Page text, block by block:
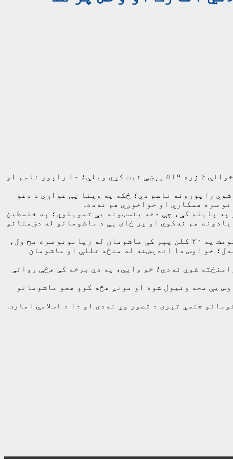
د افغانستان اسلامي امارت د ملګرو ملتونو د هغه راپور په غبرګون کې، چې د ماشومانو پر وړاندې یې د تاوتریخوالي ۴ زره ۵۱۹ پېښې ثبت کړي ویلي؛ دا راپور ناسم او
راپورونه ناسم دي؛ ځکه په ​​وينا یې غواړي د دغو
سره همکاري او خواخوږي هم نه‌ده.
پایله کې، چې دغه بنسټونه یې تمویلوي؛ په فلسطین
هم نه‌کوي او پر ځای یې د ماشومانو له دښمنانو
ذبیح الله مجاهد وايي، چې په افغانستان کې د ماشومانو وضعیت د پخوا پر پرتله ښه شوی او وایي؛ د پخواني حکومت په ۲۰ کلن پېر کې ماشومان له زيانونو سره مخ ول،
خو اوس دا اندېښنه له منځه تللې او ماشومان
شوي نه‌دي؛ خو وایي، په دې برخه کې هڅې روانې
یې مخه ونیول شوه او مونږ هڅه کوو هغو ماشومانو
جنسي تېری د تصور وړ نه‌دی او دا د اسلامي امارت